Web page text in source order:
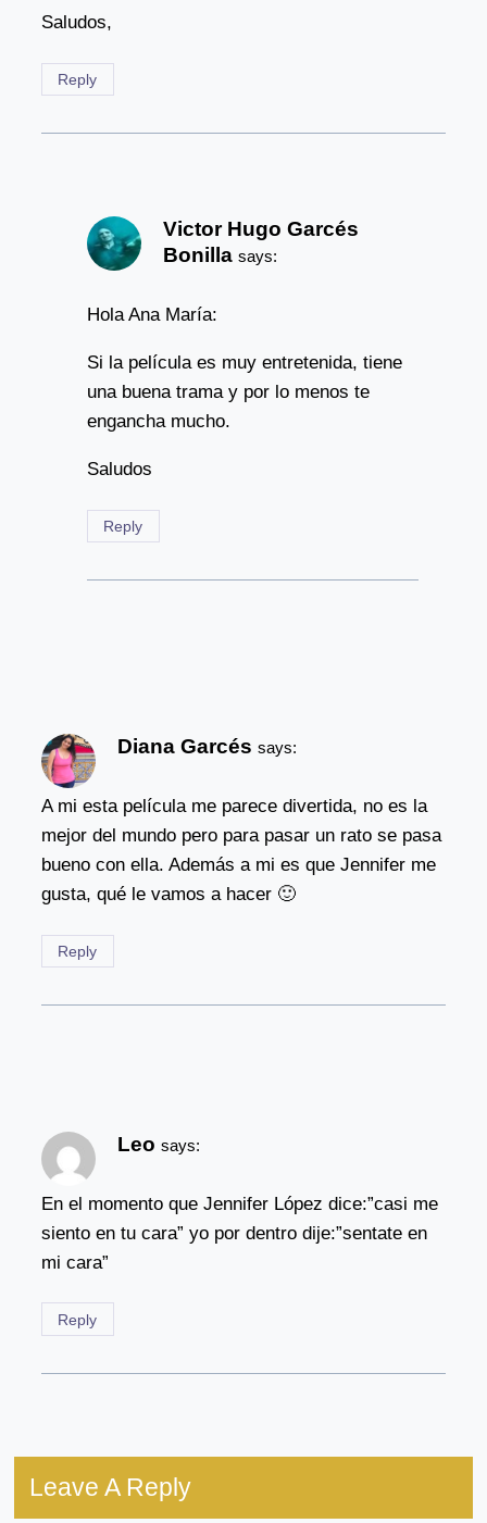
Saludos,
Reply
Victor Hugo Garcés
Bonilla says:
Hola Ana María:
Si la película es muy entretenida, tiene
una buena trama y por lo menos te
engancha mucho.
Saludos
Reply
Diana Garcés says:
A mi esta película me parece divertida, no es la
mejor del mundo pero para pasar un rato se pasa
bueno con ella. Además a mi es que Jennifer me
gusta, qué le vamos a hacer 🙂
Reply
Leo says:
En el momento que Jennifer López dice:”casi me
siento en tu cara” yo por dentro dije:”sentate en
mi cara”
Reply
Leave A Reply